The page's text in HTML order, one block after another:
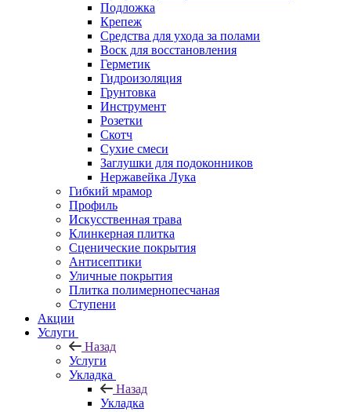
Подложка
Крепеж
Средства для ухода за полами
Воск для восстановления
Герметик
Гидроизоляция
Грунтовка
Инструмент
Розетки
Скотч
Сухие смеси
Заглушки для подоконников
Нержавейка Лука
Гибкий мрамор
Профиль
Искусственная трава
Клинкерная плитка
Сценические покрытия
Антисептики
Уличные покрытия
Плитка полимернопесчаная
Ступени
Акции
Услуги
Назад
Услуги
Укладка
Назад
Укладка